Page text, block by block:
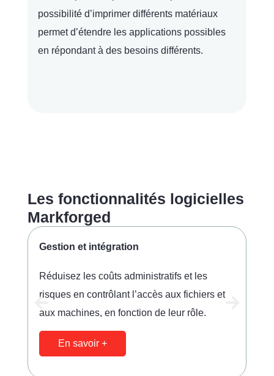
possibilité d’imprimer différents matériaux
permet d’étendre les applications possibles
en répondant à des besoins différents.
Les fonctionnalités logicielles
Markforged
Gestion et intégration
Réduisez les coûts administratifs et les
risques en contrôlant l’accès aux fichiers et
aux machines, en fonction de leur rôle.
En savoir +